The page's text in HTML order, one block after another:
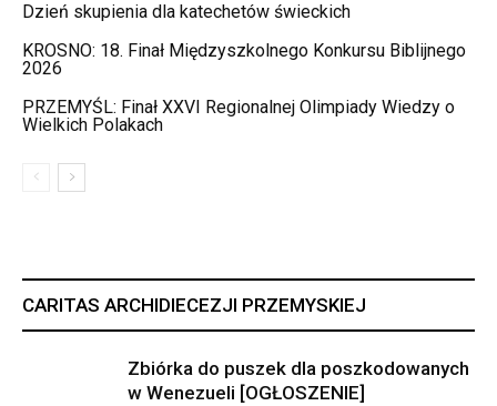
Dzień skupienia dla katechetów świeckich
KROSNO: 18. Finał Międzyszkolnego Konkursu Biblijnego
2026
PRZEMYŚL: Finał XXVI Regionalnej Olimpiady Wiedzy o
Wielkich Polakach
CARITAS ARCHIDIECEZJI PRZEMYSKIEJ
Zbiórka do puszek dla poszkodowanych
w Wenezueli [OGŁOSZENIE]